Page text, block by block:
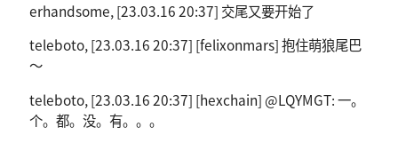
erhandsome, [23.03.16 20:37] 交尾又要开始了
teleboto, [23.03.16 20:37] [felixonmars] 抱住萌狼尾巴
～
teleboto, [23.03.16 20:37] [hexchain] @LQYMGT: 一。
个。都。没。有。。。